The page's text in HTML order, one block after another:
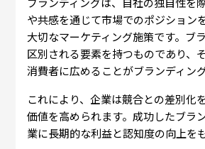
ブランディングは、自社の独自性を
や共感を通じて市場でのポジション
大切なマーケティング施策です。ブ
区別される要素を持つものであり、
消費者に広めることがブランディン
これにより、企業は競合との差別化
価値を高められます。成功したブラ
業に長期的な利益と認知度の向上を